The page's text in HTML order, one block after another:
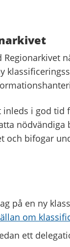
Regionarkivet
i god tid
nödvändiga
och bifogar
på en ny
om
ett